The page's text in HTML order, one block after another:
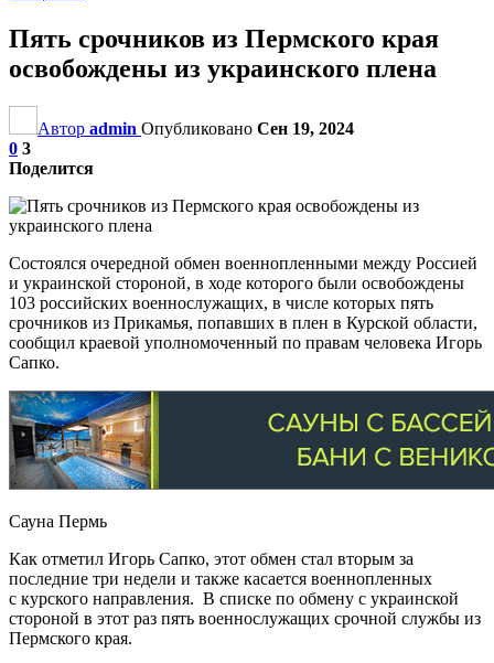
Пять срочников из Пермского края
освобождены из украинского плена
Автор admin Опубликовано Сен 19, 2024
0 3
Поделится
Состоялся очередной обмен военнопленными между Россией
и украинской стороной, в ходе которого были освобождены
103 российских военнослужащих, в числе которых пять
срочников из Прикамья, попавших в плен в Курской области,
сообщил краевой уполномоченный по правам человека Игорь
Сапко.
Сауна Пермь
Как отметил Игорь Сапко, этот обмен стал вторым за
последние три недели и также касается военнопленных
с курского направления. В списке по обмену с украинской
стороной в этот раз пять военнослужащих срочной службы из
Пермского края.